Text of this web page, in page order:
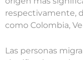
respectivamente,
como Colombia,
Las personas